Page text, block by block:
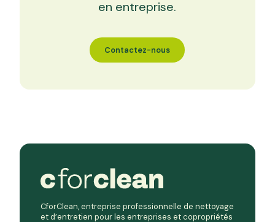
en entreprise.
Contactez-nous
CforClean, entreprise professionnelle de nettoyage
et d’entretien pour les entreprises et copropriétés